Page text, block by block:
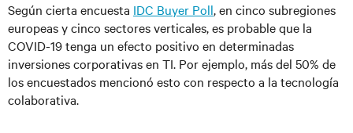
Según cierta encuesta IDC Buyer Poll, en cinco subregiones
europeas y cinco sectores verticales, es probable que la
COVID-19 tenga un efecto positivo en determinadas
inversiones corporativas en TI. Por ejemplo, más del 50% de
los encuestados mencionó esto con respecto a la tecnología
colaborativa.